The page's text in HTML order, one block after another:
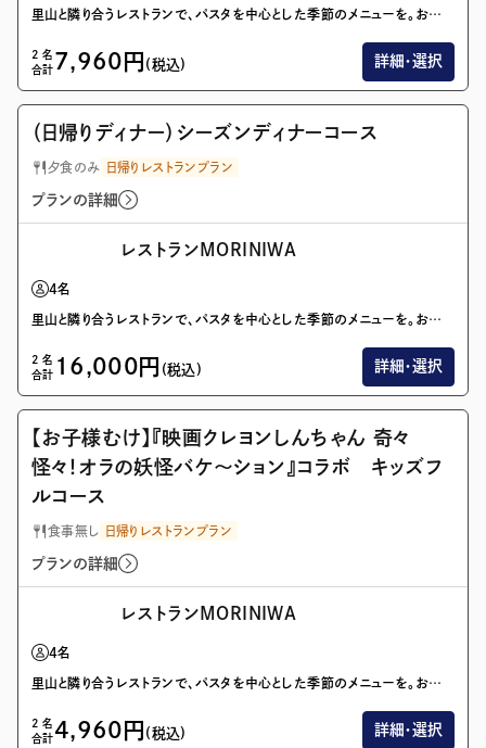
里山と隣り合うレストランで、パスタを中心とした季節のメニューを。お風呂とセットの利用で、日帰りのお出かけがより思い出深いものに。
2 名
合計 7,960 円 (税込) 詳細・選択
画像を全て表示(1/1)
（日帰りディナー）シーズンディナーコース
夕食のみ 日帰りレストランプラン
プランの詳細
レストランMORINIWA
4名
里山と隣り合うレストランで、パスタを中心とした季節のメニューを。お風呂とセットの利用で、日帰りのお出かけがより思い出深いものに。
2 名
合計 16,000円 (税込) 詳細・選択
画像を全て表示(1/1)
【お子様むけ】『映画クレヨンしんちゃん 奇々
怪々！オラの妖怪バケ〜ション』コラボ キッズフ
ルコース
食事無し 日帰りレストランプラン
プランの詳細
レストランMORINIWA
4名
里山と隣り合うレストランで、パスタを中心とした季節のメニューを。お風呂とセットの利用で、日帰りのお出かけがより思い出深いものに。
2 名
合計 4,960 円 (税込) 詳細・選択